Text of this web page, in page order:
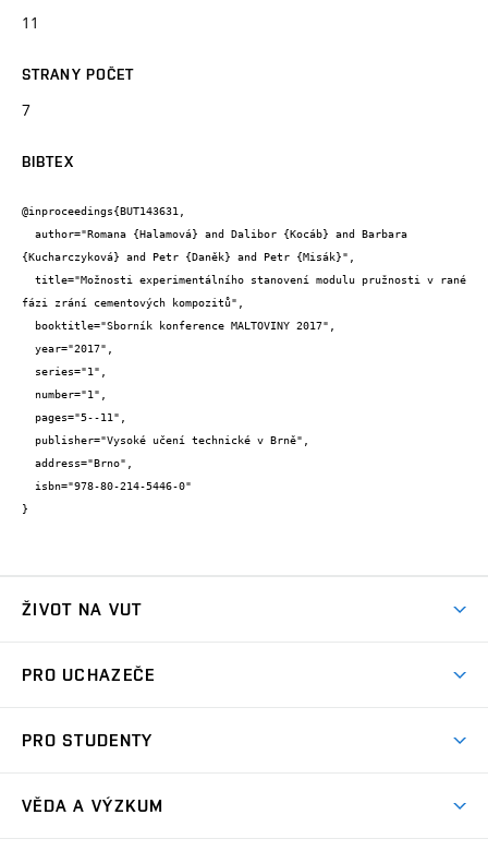
11
STRANY POČET
7
BIBTEX
@inproceedings{BUT143631,
{Kucharczyková} and Petr {Daněk} and Petr {Misák}",
fázi zrání cementových kompozitů",
}
ŽIVOT NA VUT
Koleje
Sport na VUT
PRO UCHAZEČE
Dny otevřených dveří
PRO STUDENTY
VĚDA A VÝZKUM